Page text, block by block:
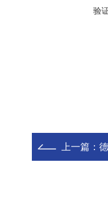
验
上一篇：